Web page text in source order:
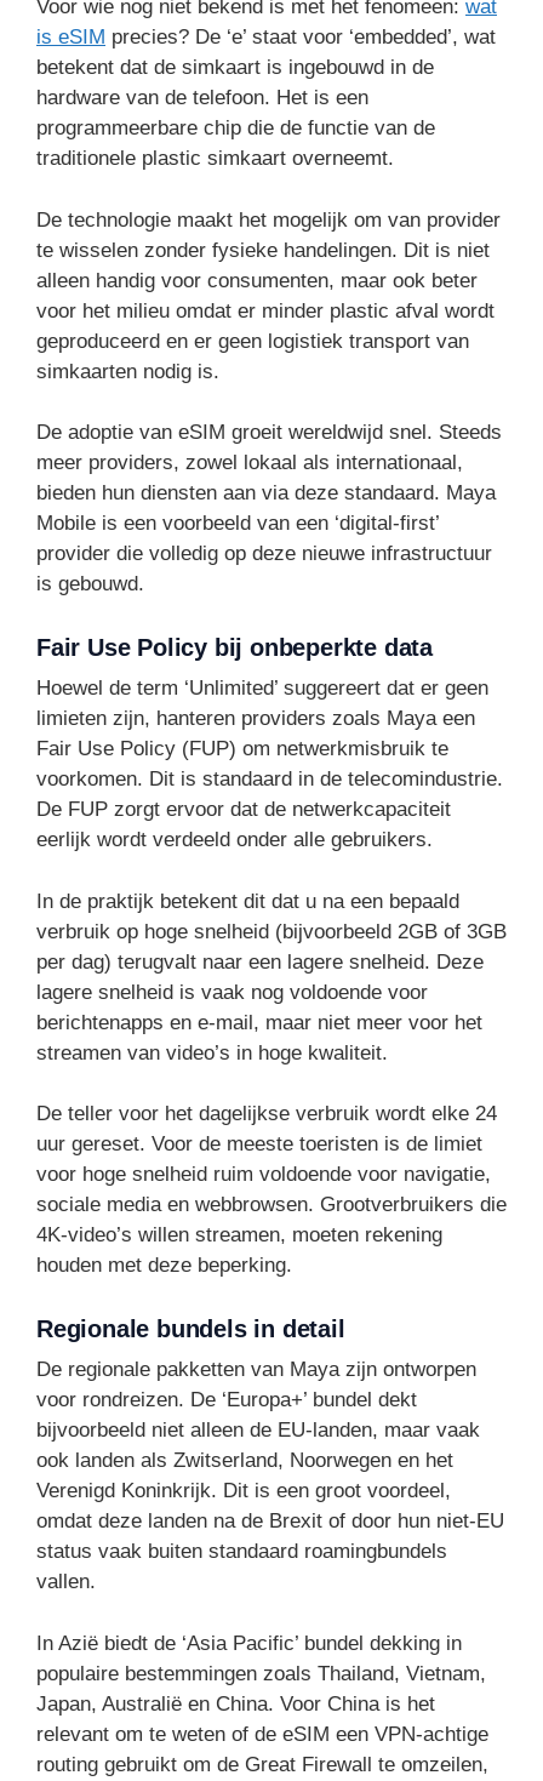
Voor wie nog niet bekend is met het fenomeen: wat
is eSIM precies? De ‘e’ staat voor ‘embedded’, wat
betekent dat de simkaart is ingebouwd in de
hardware van de telefoon. Het is een
programmeerbare chip die de functie van de
traditionele plastic simkaart overneemt.
De technologie maakt het mogelijk om van provider
te wisselen zonder fysieke handelingen. Dit is niet
alleen handig voor consumenten, maar ook beter
voor het milieu omdat er minder plastic afval wordt
geproduceerd en er geen logistiek transport van
simkaarten nodig is.
De adoptie van eSIM groeit wereldwijd snel. Steeds
meer providers, zowel lokaal als internationaal,
bieden hun diensten aan via deze standaard. Maya
Mobile is een voorbeeld van een ‘digital-first’
provider die volledig op deze nieuwe infrastructuur
is gebouwd.
Fair Use Policy bij onbeperkte data
Hoewel de term ‘Unlimited’ suggereert dat er geen
limieten zijn, hanteren providers zoals Maya een
Fair Use Policy (FUP) om netwerkmisbruik te
voorkomen. Dit is standaard in de telecomindustrie.
De FUP zorgt ervoor dat de netwerkcapaciteit
eerlijk wordt verdeeld onder alle gebruikers.
In de praktijk betekent dit dat u na een bepaald
verbruik op hoge snelheid (bijvoorbeeld 2GB of 3GB
per dag) terugvalt naar een lagere snelheid. Deze
lagere snelheid is vaak nog voldoende voor
berichtenapps en e-mail, maar niet meer voor het
streamen van video’s in hoge kwaliteit.
De teller voor het dagelijkse verbruik wordt elke 24
uur gereset. Voor de meeste toeristen is de limiet
voor hoge snelheid ruim voldoende voor navigatie,
sociale media en webbrowsen. Grootverbruikers die
4K-video’s willen streamen, moeten rekening
houden met deze beperking.
Regionale bundels in detail
De regionale pakketten van Maya zijn ontworpen
voor rondreizen. De ‘Europa+’ bundel dekt
bijvoorbeeld niet alleen de EU-landen, maar vaak
ook landen als Zwitserland, Noorwegen en het
Verenigd Koninkrijk. Dit is een groot voordeel,
omdat deze landen na de Brexit of door hun niet-EU
status vaak buiten standaard roamingbundels
vallen.
In Azië biedt de ‘Asia Pacific’ bundel dekking in
populaire bestemmingen zoals Thailand, Vietnam,
Japan, Australië en China. Voor China is het
relevant om te weten of de eSIM een VPN-achtige
routing gebruikt om de Great Firewall te omzeilen,